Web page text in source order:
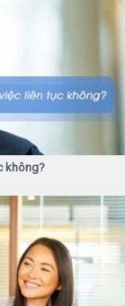
không?